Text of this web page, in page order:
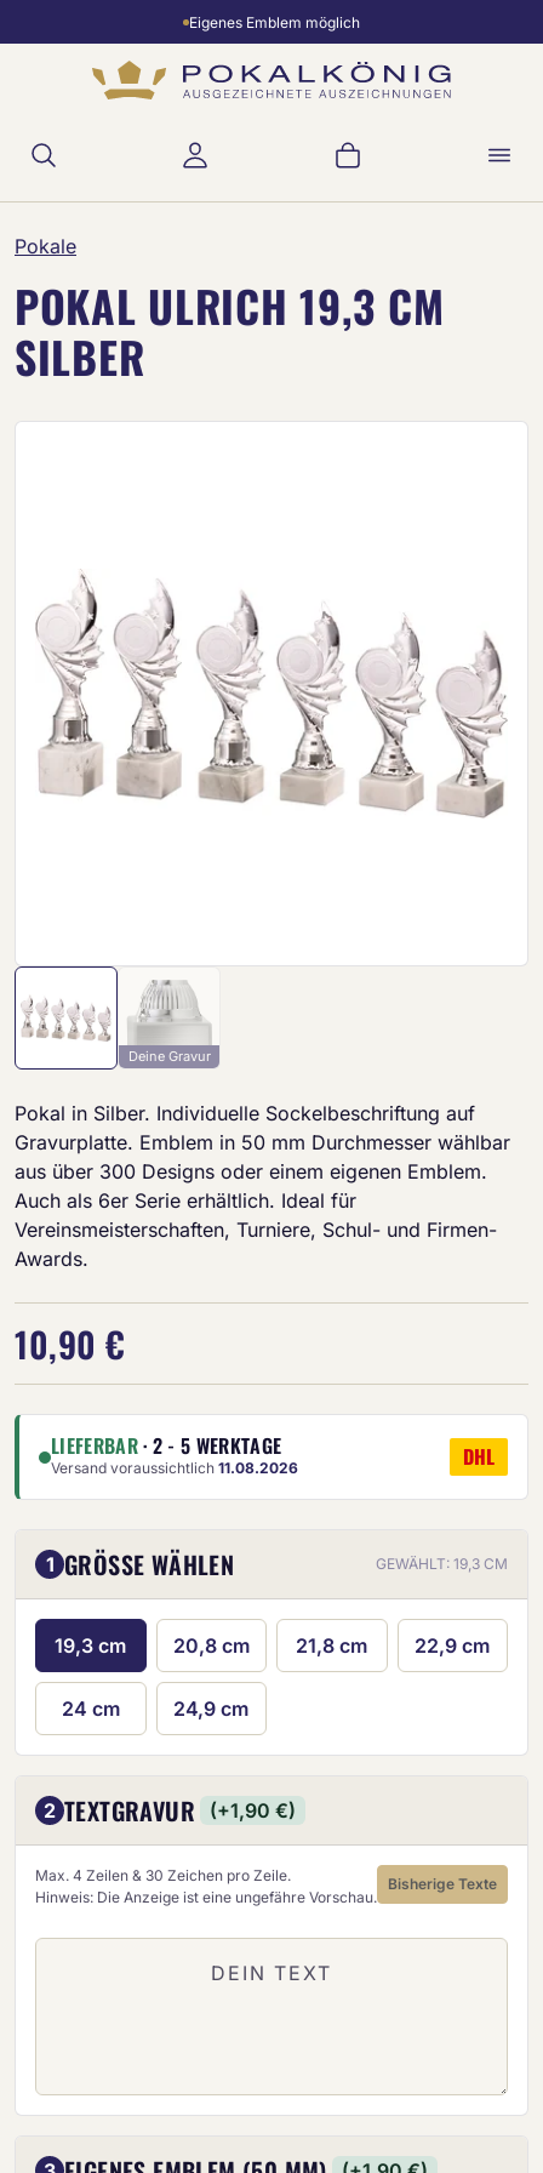
Zum Hauptinhalt springenEigenes Emblem möglich
Warenkorb
Pokale
POKAL ULRICH 19,3 CM
SILBER
Deine Gravur
Pokal in Silber. Individuelle Sockelbeschriftung auf
Gravurplatte. Emblem in 50 mm Durchmesser wählbar
aus über 300 Designs oder einem eigenen Emblem.
Auch als 6er Serie erhältlich. Ideal für
Vereinsmeisterschaften, Turniere, Schul- und Firmen-
Awards.
10,90 €
LIEFERBAR· 2 - 5 WERKTAGE
Versand voraussichtlich 11.08.2026 DHL
1 GRÖSSE WÄHLEN GEWÄHLT: 19,3 CM
19,3 cm 20,8 cm 21,8 cm 22,9 cm
24 cm 24,9 cm
2 TEXTGRAVUR (+1,90 €)
Max. 4 Zeilen & 30 Zeichen pro Zeile.
Hinweis: Die Anzeige ist eine ungefähre Vorschau.
Bisherige Texte